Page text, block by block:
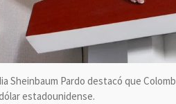
Sheinbaum Pardo destacó que
estadounidense.